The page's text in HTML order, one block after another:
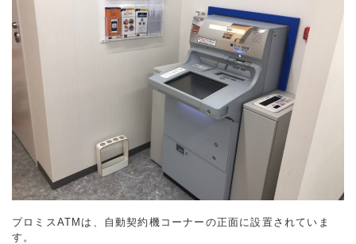
プロミスATMは、自動契約機コーナーの正面に設置されていま
す。